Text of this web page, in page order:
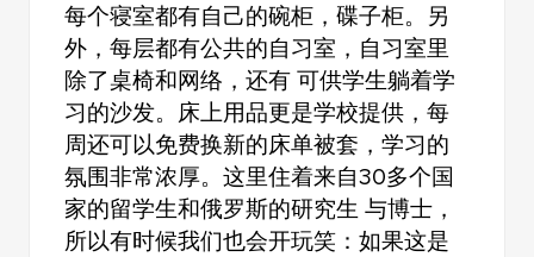
每个寝室都有自己的碗柜，碟子柜。另
外，每层都有公共的自习室，自习室里
除了桌椅和网络，还有 可供学生躺着学
习的沙发。床上用品更是学校提供，每
周还可以免费换新的床单被套，学习的
氛围非常浓厚。这里住着来自30多个国
家的留学生和俄罗斯的研究生 与博士，
所以有时候我们也会开玩笑：如果这是